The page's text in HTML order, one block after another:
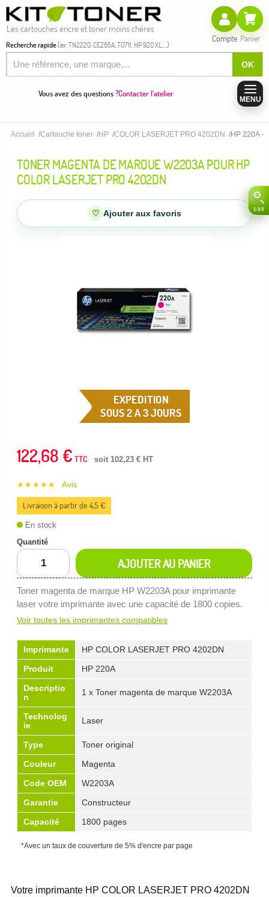
Les cartouches encre et toner moins chères
Recherche rapide(ex: TN2220, CE285A, T0711, HP 920 XL,...)
OK
Compte Panier
Vous avez des questions ?Contacter l'atelier
MENU
Accueil Cartouche toner HP COLOR LASERJET PRO 4202DN HP 220A -
TONER MAGENTA DE MARQUE W2203A POUR HP
COLOR LASERJET PRO 4202DN
♡ Ajouter aux favoris
EXPEDITION
SOUS 2 A 3 JOURS
122,68 € TTC soit 102,23 € HT
★★★★★ Avis
Livraison à partir de 4,5 €
En stock
Quantité
AJOUTER AU PANIER
Toner magenta de marque HP W2203A pour imprimante
laser votre imprimante avec une capacité de 1800 copies.
Voir toutes les imprimantes compatibles
Imprimante
HP COLOR LASERJET PRO 4202DN
Produit
HP 220A
Descriptio
n
1 x Toner magenta de marque W2203A
Technolog
ie
Laser
Type
Toner original
Couleur
Magenta
Code OEM
W2203A
Garantie
Constructeur
Capacité
1800 pages
*Avec un taux de couverture de 5% d'encre par page
Votre imprimante HP COLOR LASERJET PRO 4202DN